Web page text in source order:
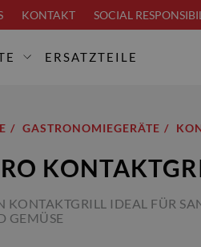
KONTAKT SOCIAL
ERSATZTEILE
GASTRONOMIEGERÄTE
KONTAKTGRILL IDEAL FÜR
GEMÜSE